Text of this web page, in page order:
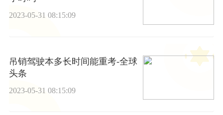
2023-05-31 08:15:09
吊销驾驶本多长时间能重考-全球
头条
2023-05-31 08:15:09